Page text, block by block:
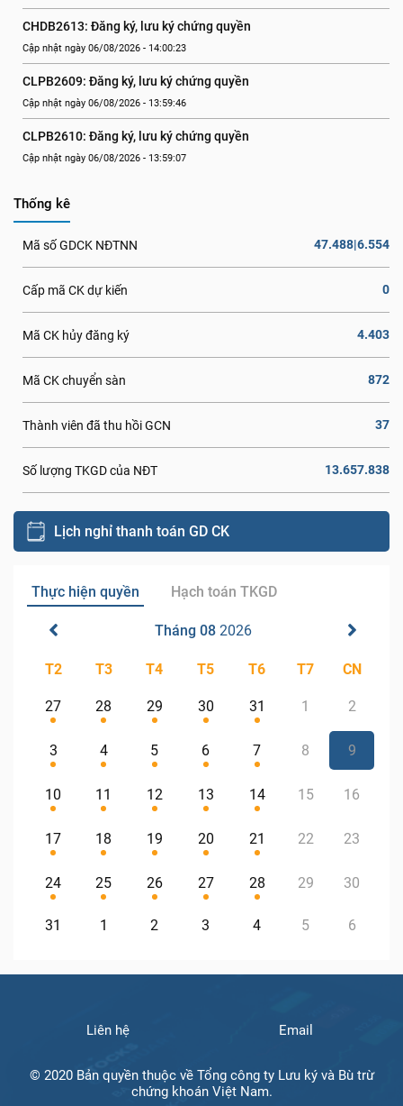
CHDB2613: Đăng ký, lưu ký chứng quyền
Cập nhật ngày 06/08/2026 - 14:00:23
CLPB2609: Đăng ký, lưu ký chứng quyền
Cập nhật ngày 06/08/2026 - 13:59:46
CLPB2610: Đăng ký, lưu ký chứng quyền
Cập nhật ngày 06/08/2026 - 13:59:07
Thống kê
Mã số GDCK NĐTNN 47.488|6.554
Cấp mã CK dự kiến 0
Mã CK hủy đăng ký 4.403
Mã CK chuyển sàn 872
Thành viên đã thu hồi GCN 37
Số lượng TKGD của NĐT 13.657.838
Lịch nghỉ thanh toán GD CK
Thực hiện quyền Hạch toán TKGD
Tháng 08 2026
T2 T3 T4 T5 T6 T7 CN
27 28 29 30 31 1 2
3 4 5 6 7 8 9
10 11 12 13 14 15 16
17 18 19 20 21 22 23
24 25 26 27 28 29 30
31 1 2 3 4 5 6
Liên hệ Email
© 2020 Bản quyền thuộc về Tổng công ty Lưu ký và Bù trừ
chứng khoán Việt Nam.